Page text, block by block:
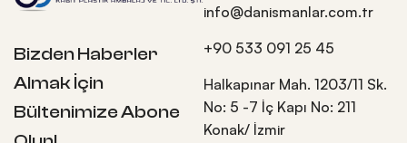
Bizden Haberler
Almak İçin
Bültenimize Abone
info@danismanlar.com.tr
+90 533 091 25 45
Halkapınar Mah. 1203/11 Sk.
No: 5 -7 İç Kapı No: 211
Konak/ İzmir